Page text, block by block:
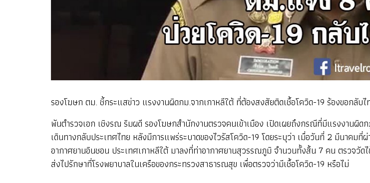
รองโฆษก ตม. ชี้กระแสข่าว แรงงานผิดกม.จากเกาหลีใต้ ที่ต้องสงสัยติดเชื้อโควิด-19 ร้องขอกลับไ
พันตำรวจเอก เชิงรณ ริมผดี รองโฆษกสำนักงานตรวจคนเข้าเมือง เปิดเผยถึงกรณีที่มีแรงงานผิ
เดินทางกลับประเทศไทย หลังมีการแพร่ระบาดของไวรัสโควิด-19 โดยระบุว่า เมื่อวันที่ 2 มีนาคม
อากาศยานอินชอน ประเทศเกาหลีใต้ มาลงที่ท่าอากาศยานสุวรรณภูมิ จำนวนทั้งสิ้น 7 คน ตรวจวัด
ส่งไปรักษาที่โรงพยาบาลในเครือของกระทรวงสาธารณสุข เพื่อตรวจว่ามีเชื้อโควิด-19 หรือไม่